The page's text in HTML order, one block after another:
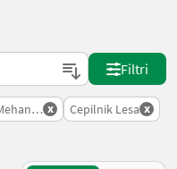
Filtri
x Cepilnik Lesa x